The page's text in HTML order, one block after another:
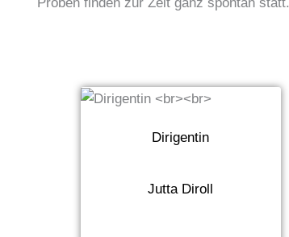
Dirigentin
Jutta Diroll